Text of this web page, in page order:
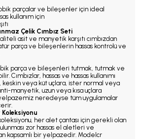
parçalar ve bileşenler için ideal
kullanım için
Çelik Cımbız Seti
asit ve manyetik karşıtı cımbızdan
parça ve bileşenlerin hassas kontrolü ve
parça ve bileşenleri tutmak, tutmak ve
Cımbızlar, hassas ve hassas kullanımı
keskin veya küt uçlara, ister normal veya
manyetik, uzun veya kısa uçlara
yelpazemiz neredeyse tüm uygulamalar
her alet çantası için gerekli olan
zor hassas el aletleri ve
kapsamlı bir yelpazedir. Modelcr